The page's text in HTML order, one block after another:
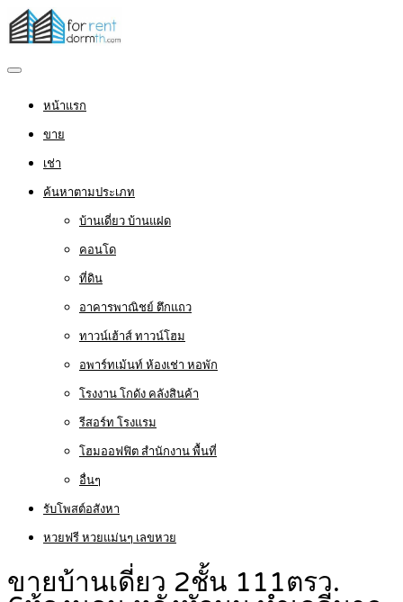
หน้าแรก
ขาย
เช่า
ค้นหาตามประเภท
บ้านเดี่ยว บ้านแฝด
คอนโด
ที่ดิน
อาคารพาณิชย์ ตึกแถว
ทาวน์เฮ้าส์ ทาวน์โฮม
อพาร์ทเม้นท์ ห้องเช่า หอพัก
โรงงาน โกดัง คลังสินค้า
รีสอร์ท โรงแรม
โฮมออฟฟิต สำนักงาน พื้นที่
อื่นๆ
รับโพสต์อสังหา
หวยฟรี หวยแม่นๆ เลขหวย
ขายบ้านเดี่ยว 2ชั้น 111ตรว.